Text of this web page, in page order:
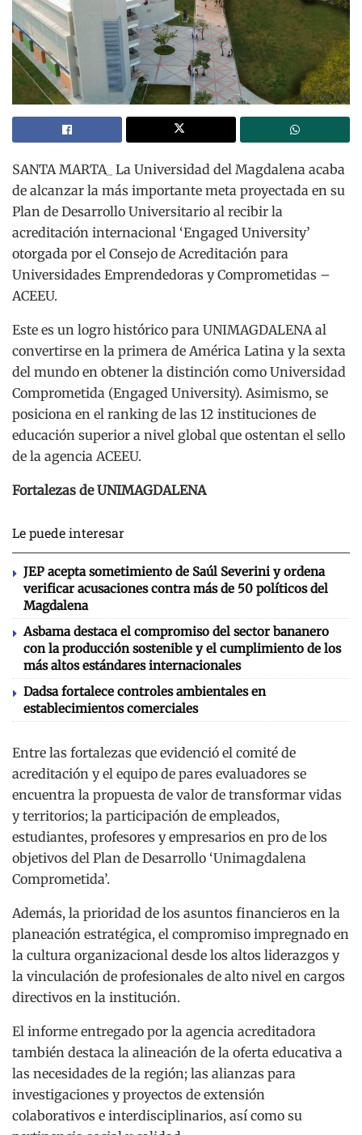
SANTA MARTA_ La Universidad del Magdalena acaba
de alcanzar la más importante meta proyectada en su
Plan de Desarrollo Universitario al recibir la
acreditación internacional ‘Engaged University’
otorgada por el Consejo de Acreditación para
Universidades Emprendedoras y Comprometidas –
ACEEU.
Este es un logro histórico para UNIMAGDALENA al
convertirse en la primera de América Latina y la sexta
del mundo en obtener la distinción como Universidad
Comprometida (Engaged University). Asimismo, se
posiciona en el ranking de las 12 instituciones de
educación superior a nivel global que ostentan el sello
de la agencia ACEEU.
Fortalezas de UNIMAGDALENA
Le puede interesar
JEP acepta sometimiento de Saúl Severini y ordena
verificar acusaciones contra más de 50 políticos del
Magdalena
Asbama destaca el compromiso del sector bananero
con la producción sostenible y el cumplimiento de los
más altos estándares internacionales
Dadsa fortalece controles ambientales en
establecimientos comerciales
Entre las fortalezas que evidenció el comité de
acreditación y el equipo de pares evaluadores se
encuentra la propuesta de valor de transformar vidas
y territorios; la participación de empleados,
estudiantes, profesores y empresarios en pro de los
objetivos del Plan de Desarrollo ‘Unimagdalena
Comprometida’.
Además, la prioridad de los asuntos financieros en la
planeación estratégica, el compromiso impregnado en
la cultura organizacional desde los altos liderazgos y
la vinculación de profesionales de alto nivel en cargos
directivos en la institución.
El informe entregado por la agencia acreditadora
también destaca la alineación de la oferta educativa a
las necesidades de la región; las alianzas para
investigaciones y proyectos de extensión
colaborativos e interdisciplinarios, así como su